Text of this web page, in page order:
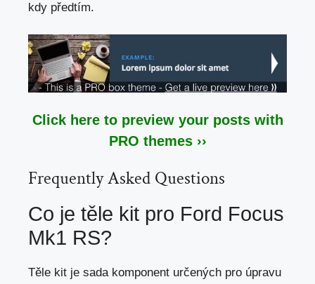
kdy předtím.
Click here to preview your posts with
PRO themes ››
Frequently Asked Questions
Co je těle kit pro Ford Focus
Mk1 RS?
Těle kit je sada komponent určených pro úpravu